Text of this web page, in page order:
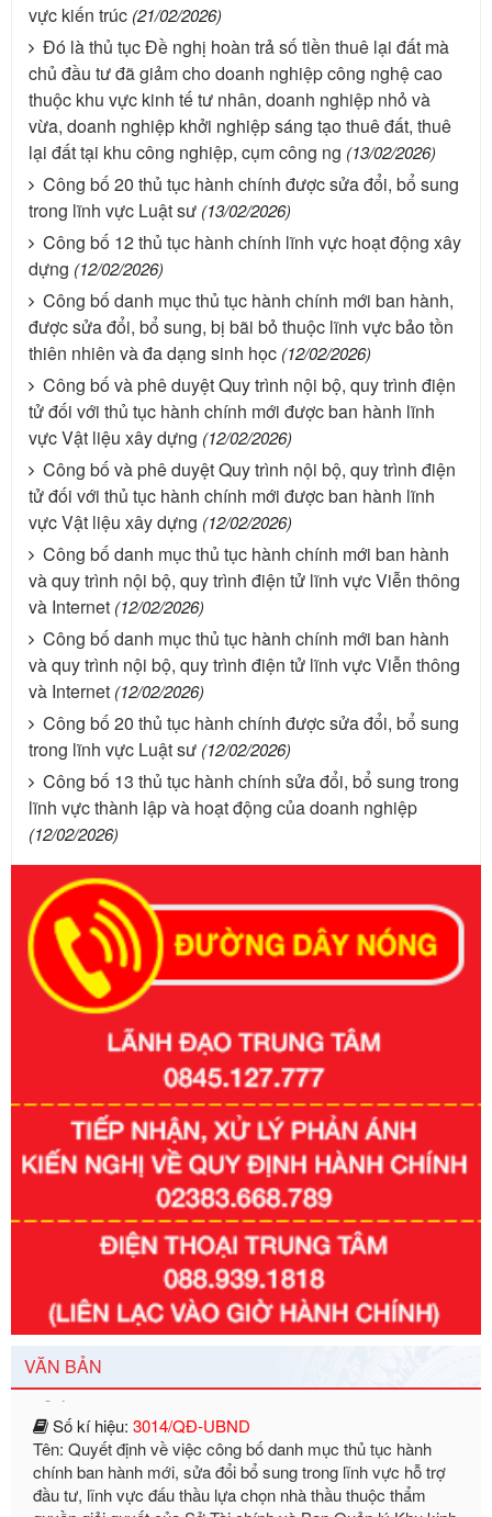
vực kiến trúc (21/02/2026)
Đó là thủ tục Đề nghị hoàn trả số tiền thuê lại đất mà
chủ đầu tư đã giảm cho doanh nghiệp công nghệ cao
thuộc khu vực kinh tế tư nhân, doanh nghiệp nhỏ và
vừa, doanh nghiệp khởi nghiệp sáng tạo thuê đất, thuê
lại đất tại khu công nghiệp, cụm công ng (13/02/2026)
Công bố 20 thủ tục hành chính được sửa đổi, bổ sung
trong lĩnh vực Luật sư (13/02/2026)
Công bố 12 thủ tục hành chính lĩnh vực hoạt động xây
dựng (12/02/2026)
Công bố danh mục thủ tục hành chính mới ban hành,
được sửa đổi, bổ sung, bị bãi bỏ thuộc lĩnh vực bảo tồn
thiên nhiên và đa dạng sinh học (12/02/2026)
Công bố và phê duyệt Quy trình nội bộ, quy trình điện
tử đối với thủ tục hành chính mới được ban hành lĩnh
vực Vật liệu xây dựng (12/02/2026)
Công bố và phê duyệt Quy trình nội bộ, quy trình điện
tử đối với thủ tục hành chính mới được ban hành lĩnh
vực Vật liệu xây dựng (12/02/2026)
Công bố danh mục thủ tục hành chính mới ban hành
và quy trình nội bộ, quy trình điện tử lĩnh vực Viễn thông
và Internet (12/02/2026)
Công bố danh mục thủ tục hành chính mới ban hành
và quy trình nội bộ, quy trình điện tử lĩnh vực Viễn thông
và Internet (12/02/2026)
Công bố 20 thủ tục hành chính được sửa đổi, bổ sung
trong lĩnh vực Luật sư (12/02/2026)
Công bố 13 thủ tục hành chính sửa đổi, bổ sung trong
lĩnh vực thành lập và hoạt động của doanh nghiệp
(12/02/2026)
VĂN BẢN
Số kí hiệu: 351/2025/NĐ-CP
Tên: Nghị định số 351/2025/NĐ-CP của Chính phủ: Quy
định chuẩn nghèo đa chiều quốc gia giai đoạn 2026 - 2030
Ngày ban hành: 29/12/2026
Số kí hiệu:
Tên: Quyết định về việc công bố danh mục thủ tục hành
chính ban hành mới, sửa đổi bổ sung trong lĩnh vực hỗ trợ
đầu tư, lĩnh vực đấu thầu lựa chọn nhà thầu thuộc thẩm
quyền giải quyết của Sở Tài chính và Ban Quản lý Khu kinh
tế Đông Nam Nghệ An
Ngày ban hành: 23/09/2026